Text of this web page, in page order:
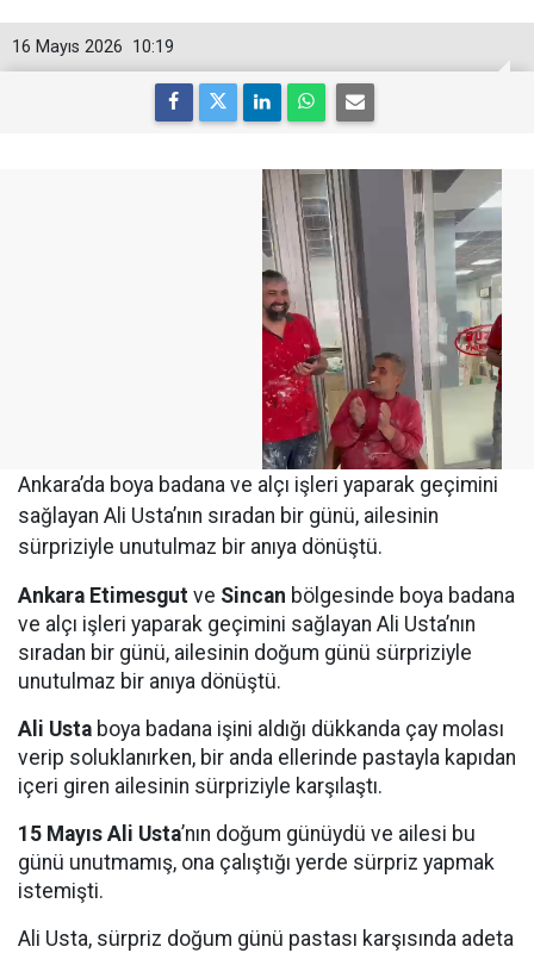
10:19
16 Mayıs 2026
Ankara’da boya badana ve alçı işleri yaparak geçimini
sağlayan Ali Usta’nın sıradan bir günü, ailesinin
sürpriziyle unutulmaz bir anıya dönüştü.
Ankara Etimesgut ve Sincan bölgesinde boya badana
ve alçı işleri yaparak geçimini sağlayan Ali Usta’nın
sıradan bir günü, ailesinin doğum günü sürpriziyle
unutulmaz bir anıya dönüştü.
Ali Usta boya badana işini aldığı dükkanda çay molası
verip soluklanırken, bir anda ellerinde pastayla kapıdan
içeri giren ailesinin sürpriziyle karşılaştı.
15 Mayıs Ali Usta’nın doğum günüydü ve ailesi bu
günü unutmamış, ona çalıştığı yerde sürpriz yapmak
istemişti.
Ali Usta, sürpriz doğum günü pastası karşısında adeta